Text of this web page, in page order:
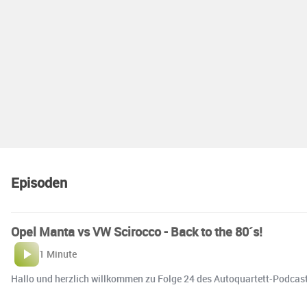
Episoden
Opel Manta vs VW Scirocco - Back to the 80´s!
1 Minute
Hallo und herzlich willkommen zu Folge 24 des Autoquartett-